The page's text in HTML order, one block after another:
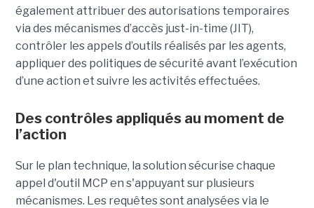
également attribuer des autorisations temporaires
via des mécanismes d’accès just-in-time (JIT),
contrôler les appels d’outils réalisés par les agents,
appliquer des politiques de sécurité avant l’exécution
d’une action et suivre les activités effectuées.
Des contrôles appliqués au moment de
l’action
Sur le plan technique, la solution sécurise chaque
appel d'outil MCP en s'appuyant sur plusieurs
mécanismes. Les requêtes sont analysées via le